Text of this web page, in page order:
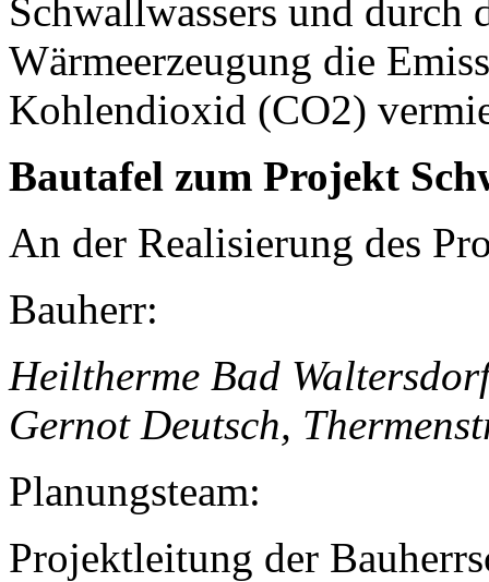
Schwallwassers und durch
Wärmeerzeugung die
Kohlendioxid (CO2)
Bautafel zum Projekt
An der Realisierung des
Bauherr:
Heiltherme Bad
Gernot Deutsch,
Planungsteam:
Projektleitung der